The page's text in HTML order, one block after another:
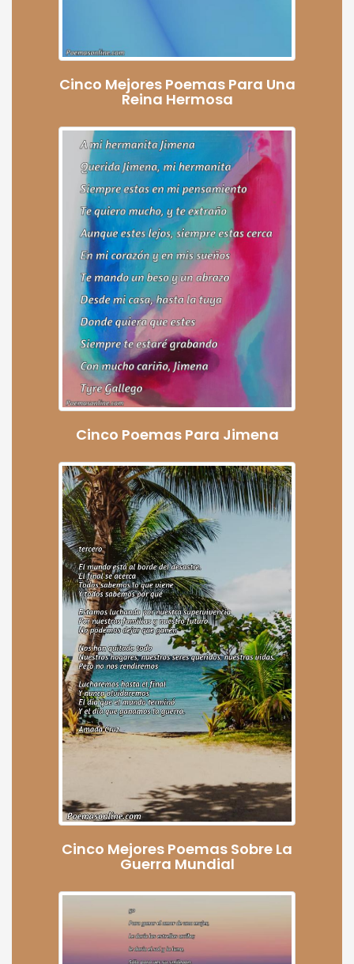
Cinco Mejores Poemas Para Una
Reina Hermosa
Cinco Poemas Para Jimena
Cinco Mejores Poemas Sobre La
Guerra Mundial